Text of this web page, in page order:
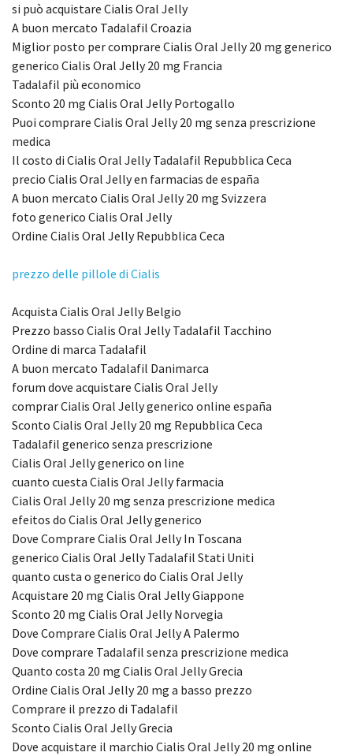
si può acquistare Cialis Oral Jelly
A buon mercato Tadalafil Croazia
Miglior posto per comprare Cialis Oral Jelly 20 mg generico
generico Cialis Oral Jelly 20 mg Francia
Tadalafil più economico
Sconto 20 mg Cialis Oral Jelly Portogallo
Puoi comprare Cialis Oral Jelly 20 mg senza prescrizione
medica
Il costo di Cialis Oral Jelly Tadalafil Repubblica Ceca
precio Cialis Oral Jelly en farmacias de españa
A buon mercato Cialis Oral Jelly 20 mg Svizzera
foto generico Cialis Oral Jelly
Ordine Cialis Oral Jelly Repubblica Ceca
prezzo delle pillole di Cialis
Acquista Cialis Oral Jelly Belgio
Prezzo basso Cialis Oral Jelly Tadalafil Tacchino
Ordine di marca Tadalafil
A buon mercato Tadalafil Danimarca
forum dove acquistare Cialis Oral Jelly
comprar Cialis Oral Jelly generico online españa
Sconto Cialis Oral Jelly 20 mg Repubblica Ceca
Tadalafil generico senza prescrizione
Cialis Oral Jelly generico on line
cuanto cuesta Cialis Oral Jelly farmacia
Cialis Oral Jelly 20 mg senza prescrizione medica
efeitos do Cialis Oral Jelly generico
Dove Comprare Cialis Oral Jelly In Toscana
generico Cialis Oral Jelly Tadalafil Stati Uniti
quanto custa o generico do Cialis Oral Jelly
Acquistare 20 mg Cialis Oral Jelly Giappone
Sconto 20 mg Cialis Oral Jelly Norvegia
Dove Comprare Cialis Oral Jelly A Palermo
Dove comprare Tadalafil senza prescrizione medica
Quanto costa 20 mg Cialis Oral Jelly Grecia
Ordine Cialis Oral Jelly 20 mg a basso prezzo
Comprare il prezzo di Tadalafil
Sconto Cialis Oral Jelly Grecia
Dove acquistare il marchio Cialis Oral Jelly 20 mg online